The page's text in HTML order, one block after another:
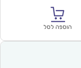
הוספה לסל